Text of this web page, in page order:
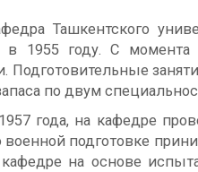
Ташкентского
в 1955 году. С
Подготовительные
по двум
года, на кафедре
военной подготовке
на основе